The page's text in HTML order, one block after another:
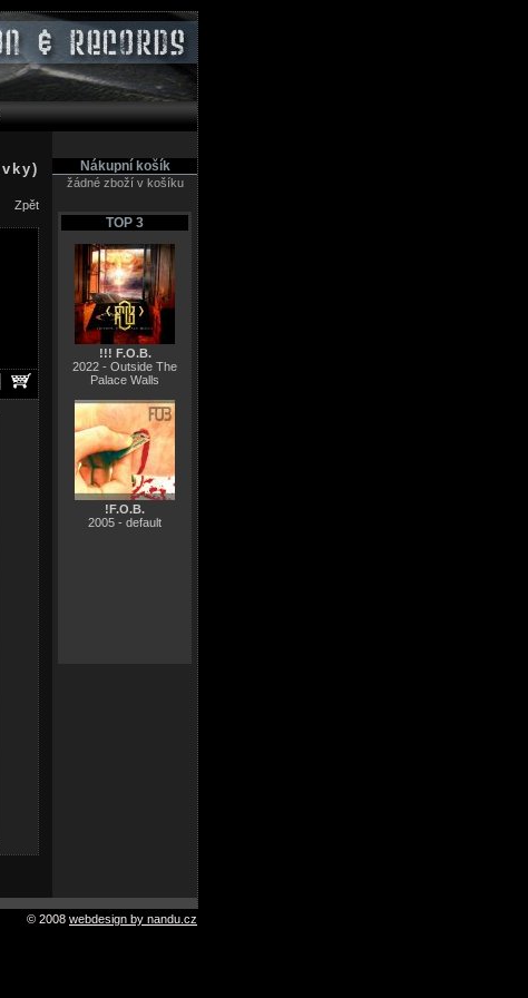
Zpět
Nákupní košík
žádné zboží v košíku
TOP 3
!!! F.O.B.
2022 - Outside The
Palace Walls
!F.O.B.
2005 - default
© 2008 webdesign by nandu.cz